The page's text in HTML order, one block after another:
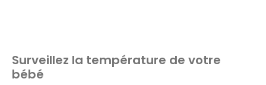
Surveillez la température de votre
bébé